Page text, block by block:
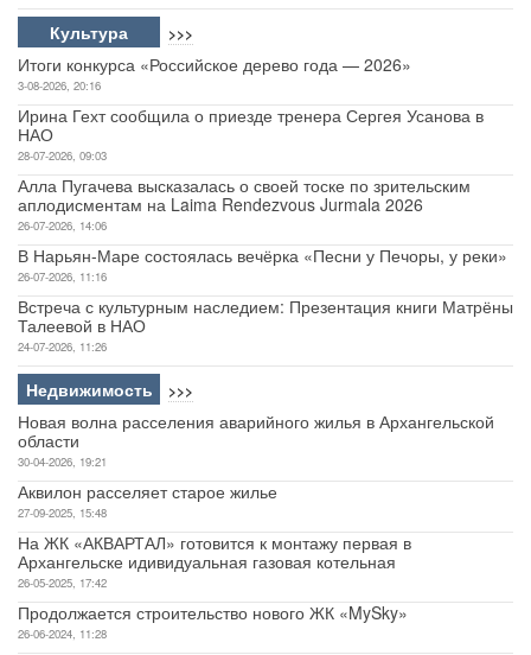
Культура >>>
Итоги конкурса «Российское дерево года — 2026»
3-08-2026, 20:16
Ирина Гехт сообщила о приезде тренера Сергея Усанова в
НАО
28-07-2026, 09:03
Алла Пугачева высказалась о своей тоске по зрительским
аплодисментам на Laima Rendezvous Jurmala 2026
26-07-2026, 14:06
В Нарьян-Маре состоялась вечёрка «Песни у Печоры, у реки»
26-07-2026, 11:16
Встреча с культурным наследием: Презентация книги Матрёны
Талеевой в НАО
24-07-2026, 11:26
Недвижимость >>>
Новая волна расселения аварийного жилья в Архангельской
области
30-04-2026, 19:21
Аквилон расселяет старое жилье
27-09-2025, 15:48
На ЖК «АКВАРТАЛ» готовится к монтажу первая в
Архангельске идивидуальная газовая котельная
26-05-2025, 17:42
Продолжается строительство нового ЖК «MySky»
26-06-2024, 11:28